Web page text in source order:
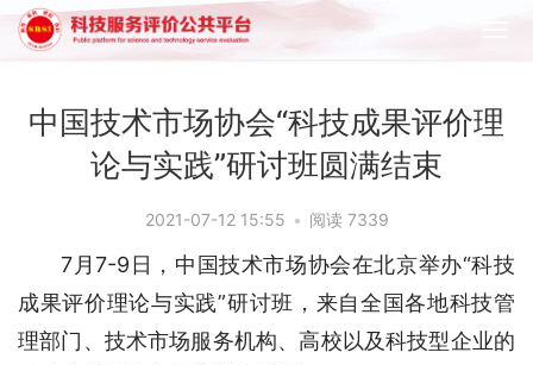
中国技术市场协会“科技成果评价理
论与实践”研讨班圆满结束
2021-07-12 15:55 • 阅读 7339
7月7-9日，中国技术市场协会在北京举办“科技
成果评价理论与实践”研讨班，来自全国各地科技管
理部门、技术市场服务机构、高校以及科技型企业的